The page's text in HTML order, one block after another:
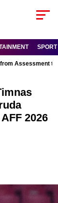
SPORT
Assessment
2026